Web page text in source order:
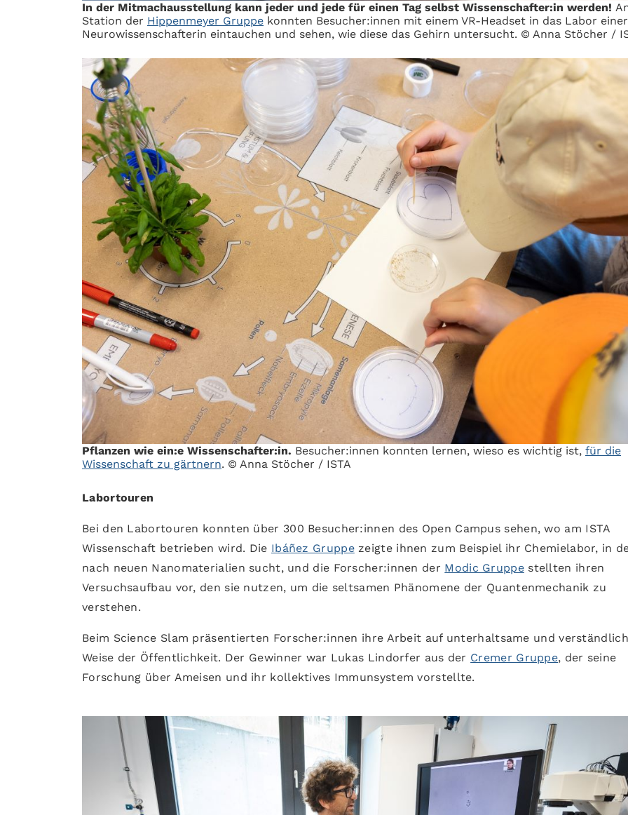
In der Mitmachausstellung kann jeder und jede für einen Tag selbst Wissenschafter:in werden!
Station der Hippenmeyer Gruppe konnten Besucher:innen mit einem VR-Headset in das Labor einer
Neurowissenschafterin eintauchen und sehen, wie diese das Gehirn untersucht. © Anna Stöcher /
Pflanzen wie ein:e Wissenschafter:in. Besucher:innen konnten lernen, wieso es wichtig ist, für die
Wissenschaft zu gärtnern. © Anna Stöcher / ISTA
Labortouren
Bei den Labortouren konnten über 300 Besucher:innen des Open Campus sehen, wo am ISTA
Wissenschaft betrieben wird. Die Ibáñez Gruppezeigte ihnen zum Beispiel ihr Chemielabor, in
nach neuen Nanomaterialien sucht, und die Forscher:innen der Modic Gruppestellten ihren
Versuchsaufbau vor, den sie nutzen, um die seltsamen Phänomene der Quantenmechanik zu
verstehen.
Beim Science Slam präsentierten Forscher:innen ihre Arbeit auf unterhaltsame und
Weise der Öffentlichkeit. Der Gewinner war Lukas Lindorfer aus der Cremer Gruppe, der seine
Forschung über Ameisen und ihr kollektives Immunsystem vorstellte.